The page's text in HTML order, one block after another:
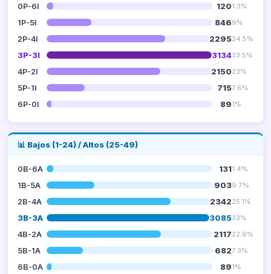
0P-6I 1201.3%
1P-5I 8469%
2P-4I 229524.5%
3P-3I 313433.5%
4P-2I 215023%
5P-1I 7157.6%
6P-0I 891%
📊 Bajos (1-24) / Altos (25-49)
0B-6A 1311.4%
1B-5A 9039.7%
2B-4A 234225.1%
3B-3A 308533%
4B-2A 211722.6%
5B-1A 6827.3%
6B-0A 891%